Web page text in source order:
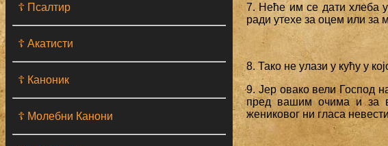
☦ Псалтир
☦ Акатисти
☦ Каноник
☦ Молебни Канони
7. Неће им се дати хлеба
ради утехе за оцем или за
8. Тако не улази у кућу у
9. Јер овако вели Господ
пред вашим очима и за
жениковог ни гласа